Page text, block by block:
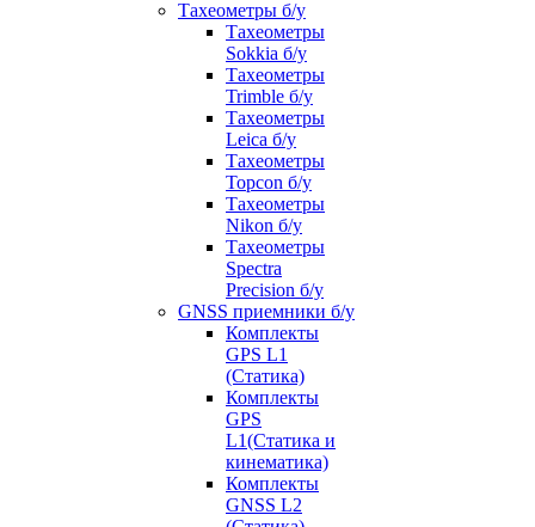
Тахеометры б/у
Тахеометры
Sokkia б/у
Тахеометры
Trimble б/у
Тахеометры
Leica б/у
Тахеометры
Topcon б/у
Тахеометры
Nikon б/у
Тахеометры
Spectra
Precision б/у
GNSS приемники б/у
Комплекты
GPS L1
(Статика)
Комплекты
GPS
L1(Статика и
кинематика)
Комплекты
GNSS L2